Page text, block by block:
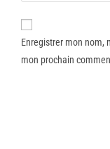
Enregistrer mon nom,
mon prochain